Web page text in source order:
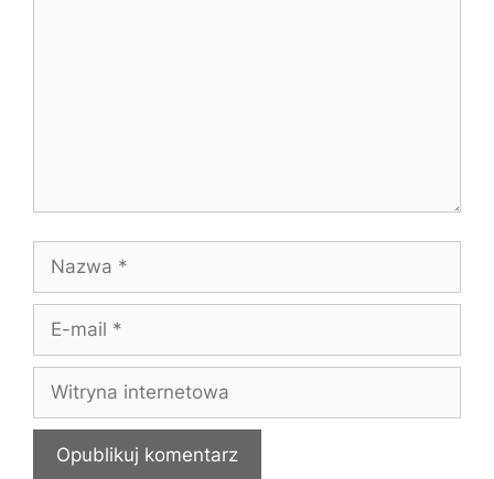
mail
internetowa